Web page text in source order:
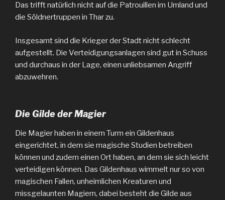
Das trifft natürlich nicht auf die Patrouillen im Umland und
die Söldnertruppen in Thar zu.
Insgesamt sind die Krieger der Stadt nicht schlecht
aufgestellt. Die Verteidigungsanlagen sind gut in Schuss
und durchaus in der Lage, einen unliebsamen Angriff
abzuwehren.
Die Gilde der Magier
Die Magier haben in einem Turm ein Gildenhaus
eingerichtet, in dem sie magische Studien betreiben
können und zudem einen Ort haben, an dem sie sich leicht
verteidigen können. Das Gildenhaus wimmelt nur so von
magischen Fallen, unheimlichen Kreaturen und
missgelaunten Magiern, dabei besteht die Gilde aus